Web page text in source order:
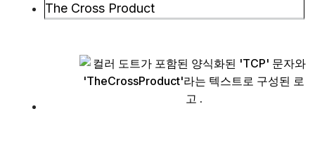
The Cross Product